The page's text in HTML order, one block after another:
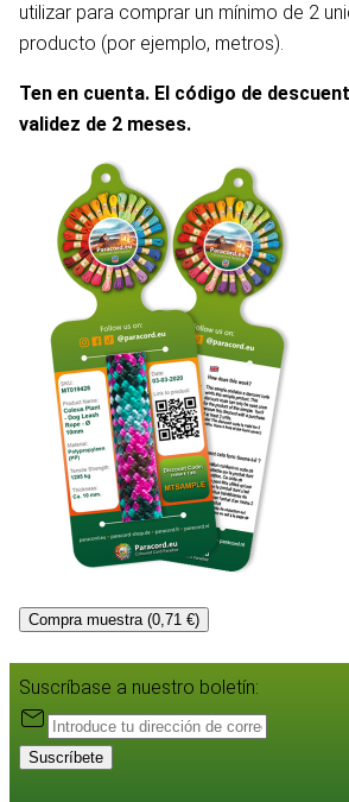
utilizar para comprar un mínimo de 2
producto (por ejemplo, metros).
Ten en cuenta. El código de
validez de 2 meses.
Compra muestra (0,71 €)
Suscríbase a nuestro boletín:
Suscríbete